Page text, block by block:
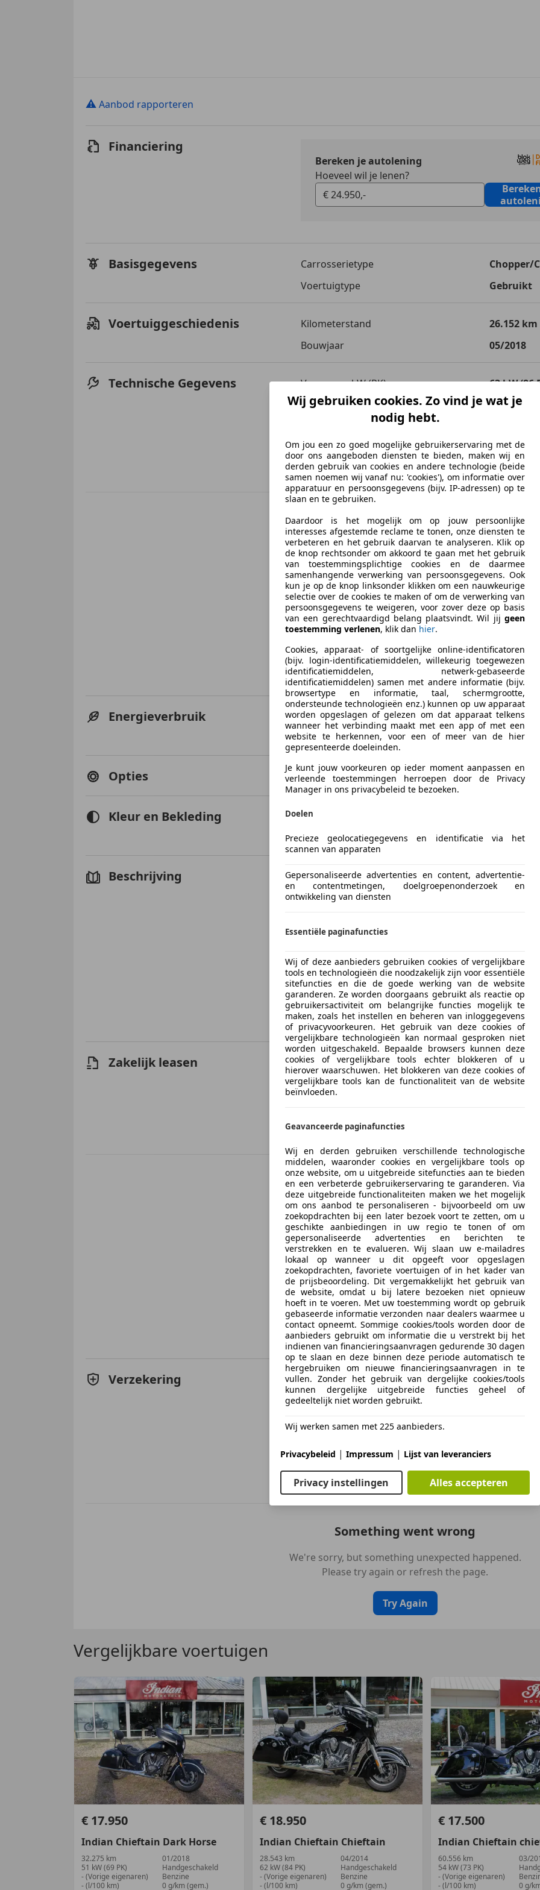
⚠ Aanbod rapporteren
Financiering
Bereken je autolening
Hoeveel wil je lenen?
Basisgegevens Carrosserietype
Chopper/
Voertuigtype
Gebruikt
Voertuiggeschiedenis Kilometerstand
26.152 km
Bouwjaar
05/2018
Technische Gegevens Vermogen kW (PK)
63 kW (86
Transmissie
Versnellingen
6
Cilinders
2
Energieverbruik Brandstof
Benzine
CO2-emissie
0 g/km
Opties Comfort en gemak
Cruise
meer
Kleur en Bekleding Kleur
Oorspronkelijke kleur
Wit
Beschrijving
Indian
Type : Chieftain
Bwj : 5-2018
Motor : 1811 cc Thunder Stroke
Kleur : Wit
12 inch Stuur
Stage 3 nokkenas set
X+Pipe
Powervision 3
Voodoo luchtfilter
prijs : 24950.-
incl. servicebeurt
3 maanden garantie
Aanvullende opties en accessoires
Kofferset
meer
Zakelijk leasen
Bereken uw zakelijke lease!
Nu zakelijk leasen vanaf€ 410,- p/m
Verzekering
Motorverzekering
Bereken je premie
Bereken
nu
Something went wrong
We're sorry, but something unexpected happened.
Please try again or refresh the page.
Try Again
Vergelijkbare voertuigen
€ 17.950
Indian Chieftain Dark Horse
32.275 km
01/2018
51 kW (69 PK)
Handgeschakeld
- (Vorige eigenaren)
Benzine
- (l/100 km)
0 g/km (gem.)
€ 18.950
Indian Chieftain Chieftain
28.543 km
04/2014
62 kW (84 PK)
Handgeschakeld
- (Vorige eigenaren)
Benzine
- (l/100 km)
0 g/km (gem.)
€ 17.500
Indian Chieftain
60.556 km
03/
54 kW (73 PK)
- (Vorige eigenaren)
- (l/100 km)
0 g/
Wij gebruiken cookies. Zo vind je wat je
nodig hebt.
Om jou een zo goed mogelijke gebruikerservaring met de
door ons aangeboden diensten te bieden, maken wij en
derden gebruik van cookies en andere technologie (beide
samen noemen wij vanaf nu: 'cookies'), om informatie over
apparatuur en persoonsgegevens (bijv. IP-adressen) op te
slaan en te gebruiken.
Daardoor is het mogelijk om op jouw persoonlijke
interesses afgestemde reclame te tonen, onze diensten te
verbeteren en het gebruik daarvan te analyseren. Klik op
de knop rechtsonder om akkoord te gaan met het gebruik
van toestemmingsplichtige cookies en de daarmee
samenhangende verwerking van persoonsgegevens. Ook
kun je op de knop linksonder klikken om een nauwkeurige
selectie over de cookies te maken of om de verwerking van
persoonsgegevens te weigeren, voor zover deze op basis
van een gerechtvaardigd belang plaatsvindt. Wil jij geen
toestemming verlenen, klik dan hier.
Cookies, apparaat- of soortgelijke online-identificatoren
(bijv. login-identificatiemiddelen, willekeurig toegewezen
identificatiemiddelen, netwerk-gebaseerde
identificatiemiddelen) samen met andere informatie (bijv.
browsertype en informatie, taal, schermgrootte,
ondersteunde technologieën enz.) kunnen op uw apparaat
worden opgeslagen of gelezen om dat apparaat telkens
wanneer het verbinding maakt met een app of met een
website te herkennen, voor een of meer van de hier
gepresenteerde doeleinden.
Je kunt jouw voorkeuren op ieder moment aanpassen en
verleende toestemmingen herroepen door de Privacy
Manager in ons privacybeleid te bezoeken.
Doelen
Precieze geolocatiegegevens en identificatie via het
scannen van apparaten
Gepersonaliseerde advertenties en content, advertentie-
en contentmetingen, doelgroepenonderzoek en
ontwikkeling van diensten
Essentiële paginafuncties
Wij of deze aanbieders gebruiken cookies of vergelijkbare
tools en technologieën die noodzakelijk zijn voor essentiële
sitefuncties en die de goede werking van de website
garanderen. Ze worden doorgaans gebruikt als reactie op
gebruikersactiviteit om belangrijke functies mogelijk te
maken, zoals het instellen en beheren van inloggegevens
of privacyvoorkeuren. Het gebruik van deze cookies of
vergelijkbare technologieën kan normaal gesproken niet
worden uitgeschakeld. Bepaalde browsers kunnen deze
cookies of vergelijkbare tools echter blokkeren of u
hierover waarschuwen. Het blokkeren van deze cookies of
vergelijkbare tools kan de functionaliteit van de website
beïnvloeden.
Geavanceerde paginafuncties
Wij en derden gebruiken verschillende technologische
middelen, waaronder cookies en vergelijkbare tools op
onze website, om u uitgebreide sitefuncties aan te bieden
en een verbeterde gebruikerservaring te garanderen. Via
deze uitgebreide functionaliteiten maken we het mogelijk
om ons aanbod te personaliseren - bijvoorbeeld om uw
zoekopdrachten bij een later bezoek voort te zetten, om u
geschikte aanbiedingen in uw regio te tonen of om
gepersonaliseerde advertenties en berichten te
verstrekken en te evalueren. Wij slaan uw e-mailadres
lokaal op wanneer u dit opgeeft voor opgeslagen
zoekopdrachten, favoriete voertuigen of in het kader van
de prijsbeoordeling. Dit vergemakkelijkt het gebruik van
de website, omdat u bij latere bezoeken niet opnieuw
hoeft in te voeren. Met uw toestemming wordt op gebruik
gebaseerde informatie verzonden naar dealers waarmee u
contact opneemt. Sommige cookies/tools worden door de
aanbieders gebruikt om informatie die u verstrekt bij het
indienen van financieringsaanvragen gedurende 30 dagen
op te slaan en deze binnen deze periode automatisch te
hergebruiken om nieuwe financieringsaanvragen in te
vullen. Zonder het gebruik van dergelijke cookies/tools
kunnen dergelijke uitgebreide functies geheel of
gedeeltelijk niet worden gebruikt.
Wij werken samen met 225 aanbieders.
Privacybeleid | Impressum | Lijst van leveranciers
Privacy instellingen Alles accepteren